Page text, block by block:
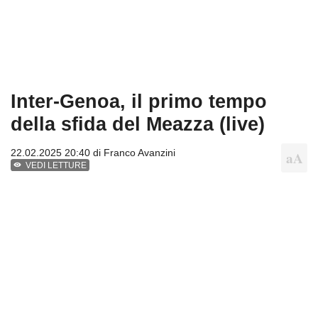
Inter-Genoa, il primo tempo
della sfida del Meazza (live)
22.02.2025 20:40 di Franco Avanzini
VEDI LETTURE